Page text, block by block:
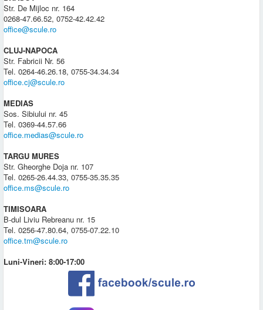
Str. De Mijloc nr. 164
0268-47.66.52, 0752-42.42.42
office@scule.ro
CLUJ-NAPOCA
Str. Fabricii Nr. 56
Tel. 0264-46.26.18, 0755-34.34.34
office.cj@scule.ro
MEDIAS
Sos. Sibiului nr. 45
Tel. 0369-44.57.66
office.medias@scule.ro
TARGU MURES
Str. Gheorghe Doja nr. 107
Tel. 0265-26.44.33, 0755-35.35.35
office.ms@scule.ro
TIMISOARA
B-dul Liviu Rebreanu nr. 15
Tel. 0256-47.80.64, 0755-07.22.10
office.tm@scule.ro
Luni-Vineri: 8:00-17:00